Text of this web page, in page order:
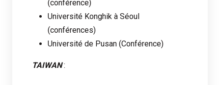
(conférence)
Université Konghik à Séoul
(conférences)
Université de Pusan (Conférence)
TAIWAN: